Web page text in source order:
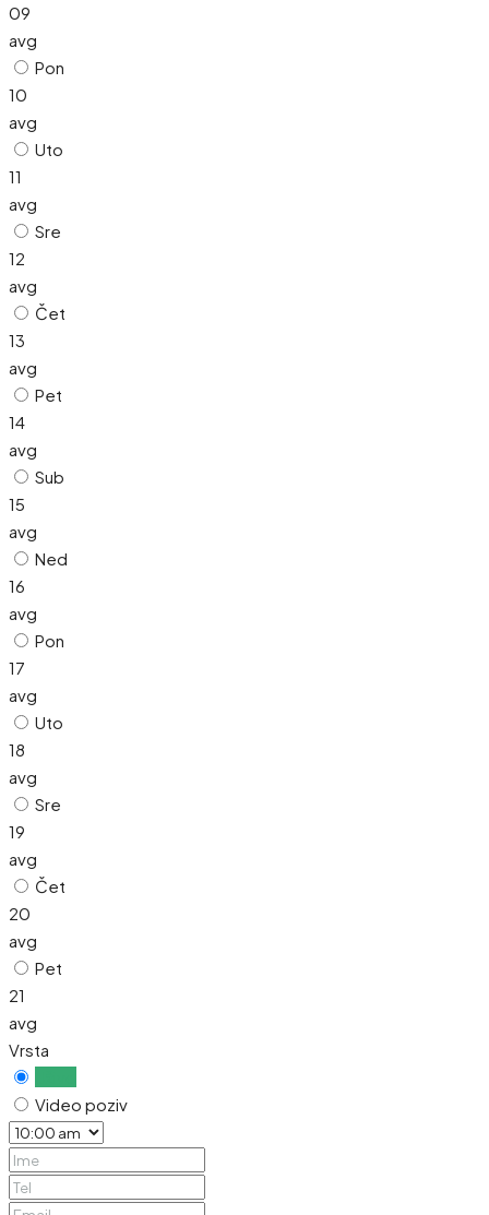
09
avg
Pon
10
avg
Uto
11
avg
Sre
12
avg
Čet
13
avg
Pet
14
avg
Sub
15
avg
Ned
16
avg
Pon
17
avg
Uto
18
avg
Sre
19
avg
Čet
20
avg
Pet
21
avg
Vrsta
Video poziv